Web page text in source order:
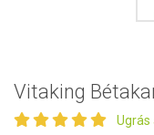
Vitaking
Ugrás